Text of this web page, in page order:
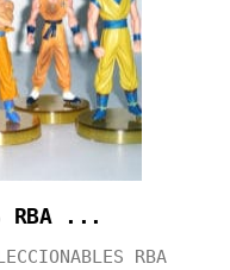
RBA ...
RBA